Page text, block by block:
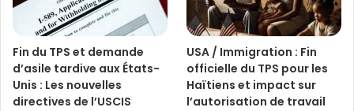
Fin du TPS et demande
d’asile tardive aux États-
Unis : Les nouvelles
directives de l’USCIS
USA / Immigration : Fin
officielle du TPS pour les
Haïtiens et impact sur
l’autorisation de travail